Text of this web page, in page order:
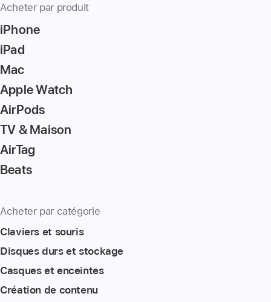
Acheter par produit
iPhone
iPad
Mac
Apple Watch
AirPods
TV & Maison
AirTag
Beats
Acheter par catégorie
Claviers et souris
Disques durs et stockage
Casques et enceintes
Création de contenu